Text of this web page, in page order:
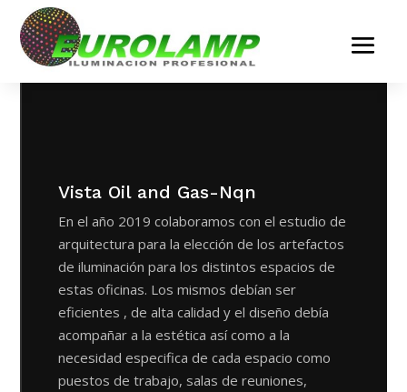
Vista Oil and Gas-Nqn
En el año 2019 colaboramos con el estudio de
arquitectura para la elección de los artefactos
de iluminación para los distintos espacios de
estas oficinas. Los mismos debían ser
eficientes , de alta calidad y el diseño debía
acompañar a la estética así como a la
necesidad especifica de cada espacio como
puestos de trabajo, salas de reuniones,